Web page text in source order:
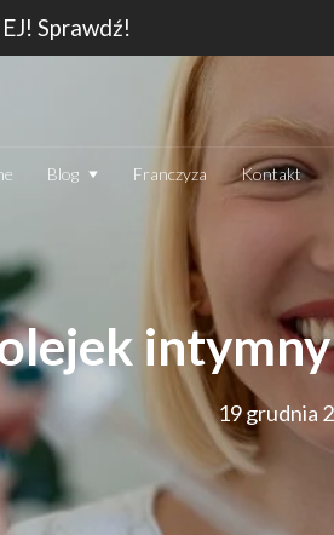
Sprawdź!
Blog
JAK DZIAŁA DEPILATOR IPL I CZY
TECHNOLOGIA
Który laser do depilacji (profesjonalny) jest
Franczyza Kontakt
19 grudnia